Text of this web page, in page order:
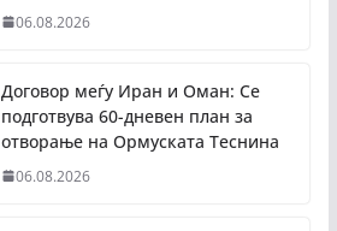
06.08.2026
Договор меѓу Иран и Оман: Се
подготвува 60-дневен план за
отворање на Ормуската Теснина
06.08.2026